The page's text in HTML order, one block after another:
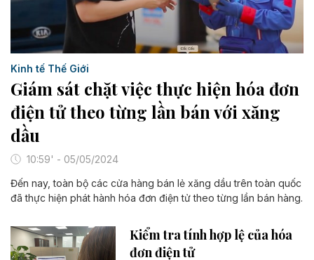
Kinh tế Thế Giới
Giám sát chặt việc thực hiện hóa đơn
điện tử theo từng lần bán với xăng
dầu
10:59' - 05/05/2024
Đến nay, toàn bộ các cửa hàng bán lẻ xăng dầu trên toàn quốc
đã thực hiện phát hành hóa đơn điện tử theo từng lần bán hàng.
Kiểm tra tính hợp lệ của hóa
đơn điện tử